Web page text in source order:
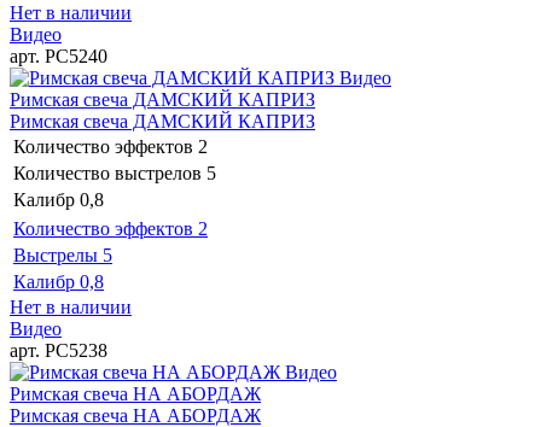
Нет в наличии
Видео
арт. РС5240
Видео
Римская свеча ДАМСКИЙ КАПРИЗ
Римская свеча ДАМСКИЙ КАПРИЗ
Количество эффектов 2
Количество выстрелов 5
Калибр 0,8
Количество эффектов 2
Выстрелы 5
Калибр 0,8
Нет в наличии
Видео
арт. РС5238
Видео
Римская свеча НА АБОРДАЖ
Римская свеча НА АБОРДАЖ